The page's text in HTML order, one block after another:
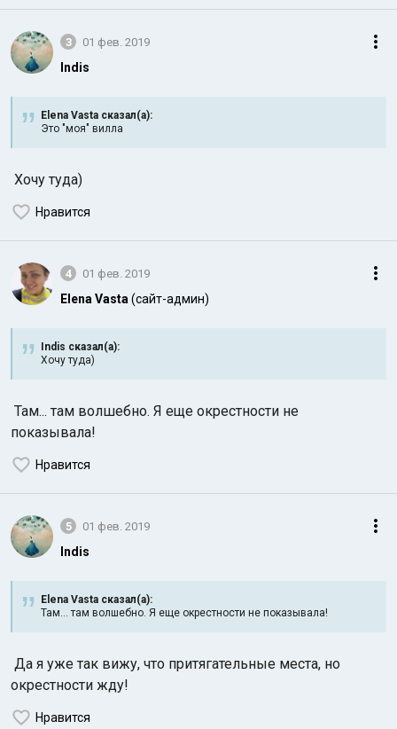
3 01 фев. 2019
Indis
Elena Vasta сказал(а):
Это "моя" вилла
Хочу туда)
Нравится
4 01 фев. 2019
Elena Vasta (сайт-админ)
Indis сказал(а):
Хочу туда)
Там... там волшебно. Я еще окрестности не
показывала!
Нравится
5 01 фев. 2019
Indis
Elena Vasta сказал(а):
Там... там волшебно. Я еще окрестности не показывала!
Да я уже так вижу, что притягательные места, но
окрестности жду!
Нравится